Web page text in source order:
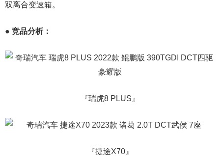
双离合变速箱。
● 竞品分析：
『瑞虎8 PLUS』
『捷途X70』